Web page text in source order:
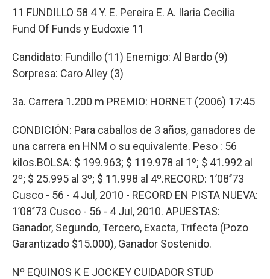
11 FUNDILLO 58 4 Y. E. Pereira E. A. Ilaria Cecilia
Fund Of Funds y Eudoxie 11
Candidato: Fundillo (11) Enemigo: Al Bardo (9)
Sorpresa: Caro Alley (3)
3a. Carrera 1.200 m PREMIO: HORNET (2006) 17:45
CONDICIÓN: Para caballos de 3 años, ganadores de
una carrera en HNM o su equivalente. Peso : 56
kilos.BOLSA: $ 199.963; $ 119.978 al 1º; $ 41.992 al
2º; $ 25.995 al 3º; $ 11.998 al 4º.RECORD: 1’08’’73
Cusco - 56 - 4 Jul, 2010 - RECORD EN PISTA NUEVA:
1’08’’73 Cusco - 56 - 4 Jul, 2010. APUESTAS:
Ganador, Segundo, Tercero, Exacta, Trifecta (Pozo
Garantizado $15.000), Ganador Sostenido.
Nº EQUINOS K E JOCKEY CUIDADOR STUD